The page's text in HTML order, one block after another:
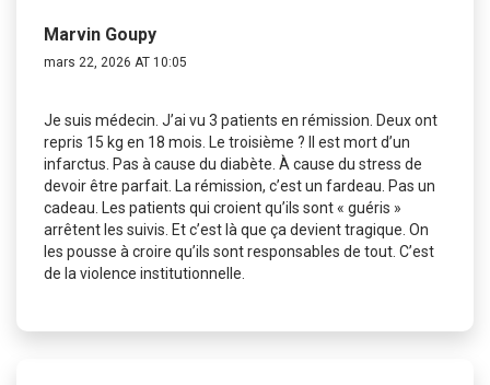
Marvin Goupy
mars 22, 2026 AT 10:05
Je suis médecin. J’ai vu 3 patients en rémission. Deux ont
repris 15 kg en 18 mois. Le troisième ? Il est mort d’un
infarctus. Pas à cause du diabète. À cause du stress de
devoir être parfait. La rémission, c’est un fardeau. Pas un
cadeau. Les patients qui croient qu’ils sont « guéris »
arrêtent les suivis. Et c’est là que ça devient tragique. On
les pousse à croire qu’ils sont responsables de tout. C’est
de la violence institutionnelle.